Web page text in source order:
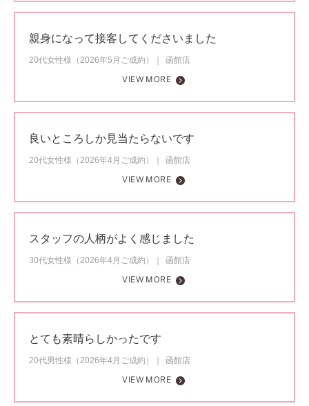
親身になって接客してくださいました
20代女性様（2026年5月ご成約）
函館店
VIEW MORE
良いところしか見当たらないです
20代女性様（2026年4月ご成約）
函館店
VIEW MORE
スタッフの人柄がよく感じました
30代女性様（2026年4月ご成約）
函館店
VIEW MORE
とても素晴らしかったです
20代男性様（2026年4月ご成約）
函館店
VIEW MORE